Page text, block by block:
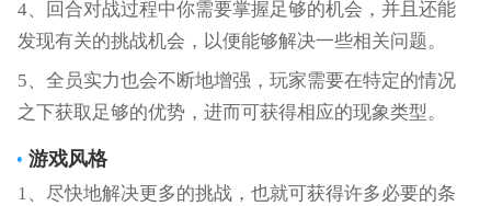
4、回合对战过程中你需要掌握足够的机会，并且还能
发现有关的挑战机会，以便能够解决一些相关问题。
5、全员实力也会不断地增强，玩家需要在特定的情况
之下获取足够的优势，进而可获得相应的现象类型。
游戏风格
1、尽快地解决更多的挑战，也就可获得许多必要的条